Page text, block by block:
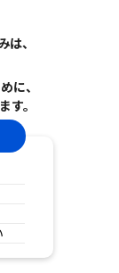
、
に、
す。